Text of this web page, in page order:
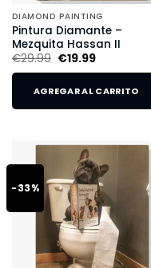
DIAMOND PAINTING
Pintura Diamante –
Mezquita Hassan II
€29.99 €19.99
AGREGAR AL CARRITO
-33%